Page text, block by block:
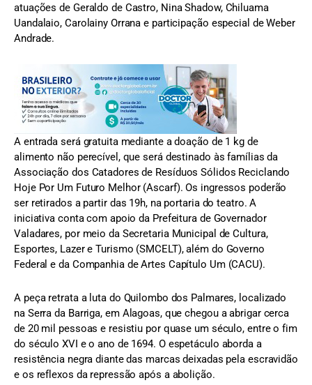
atuações de Geraldo de Castro, Nina Shadow, Chiluama
Uandalaio, Carolainy Orrana e participação especial de Weber
Andrade.
A entrada será gratuita mediante a doação de 1 kg de
alimento não perecível, que será destinado às famílias da
Associação dos Catadores de Resíduos Sólidos Reciclando
Hoje Por Um Futuro Melhor (Ascarf). Os ingressos poderão
ser retirados a partir das 19h, na portaria do teatro. A
iniciativa conta com apoio da Prefeitura de Governador
Valadares, por meio da Secretaria Municipal de Cultura,
Esportes, Lazer e Turismo (SMCELT), além do Governo
Federal e da Companhia de Artes Capítulo Um (CACU).
A peça retrata a luta do Quilombo dos Palmares, localizado
na Serra da Barriga, em Alagoas, que chegou a abrigar cerca
de 20 mil pessoas e resistiu por quase um século, entre o fim
do século XVI e o ano de 1694. O espetáculo aborda a
resistência negra diante das marcas deixadas pela escravidão
e os reflexos da repressão após a abolição.